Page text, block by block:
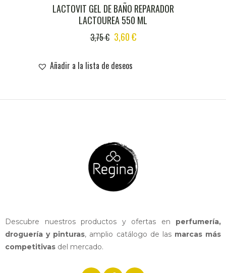
LACTOVIT GEL DE BAÑO REPARADOR
LACTOUREA 550 ML
3,75€ ORIGINAL
WAS:
3,75 €.
3,60€CURRENT
Añadir a la lista de deseos
Descubre nuestros productos y ofertas en perfumería,
droguería y pinturas, amplio catálogo de las marcas más
competitivas del mercado.